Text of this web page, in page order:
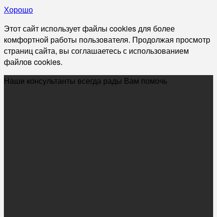
Хорошо
Этот сайт использует файлы cookies для более
комфортной работы пользователя. Продолжая просмотр
страниц сайта, вы соглашаетесь с использованием
файлов cookies.
Наши консультанты всегда рады Вам помочь